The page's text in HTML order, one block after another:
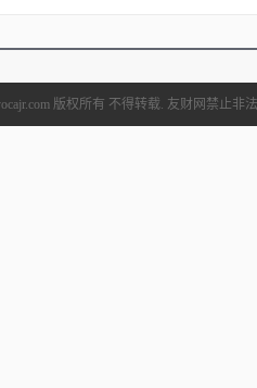
版权所有 不得转载. 友财网禁止非